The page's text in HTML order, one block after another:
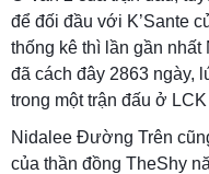
để đối đầu với K’Sante
thống kê thì lần gần
đã cách đây 2863 ngày,
trong một trận đấu ở
Nidalee Đường Trên
của thần đồng TheShy